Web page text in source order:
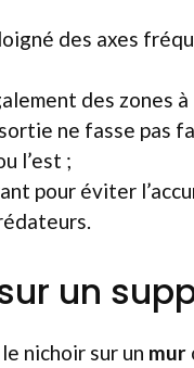
des axes
des zones à
ne fasse pas
l’est ;
pour éviter
un
nichoir sur un mur